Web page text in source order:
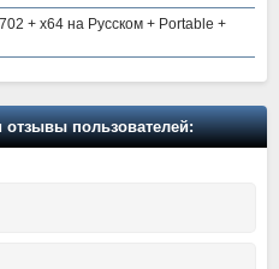
+ x64 на Русском + Portable +
пользователей: